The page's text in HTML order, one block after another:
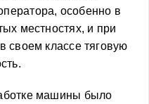
особенно в
местностях, и при
своем классе тяговую
машины было